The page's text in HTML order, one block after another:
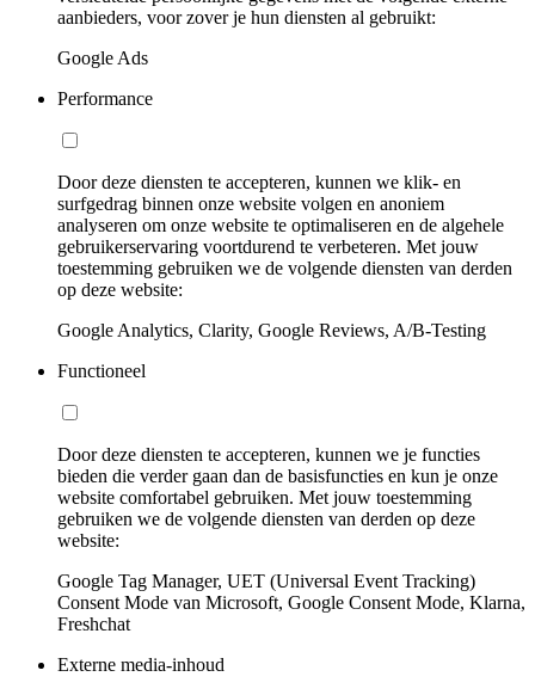
aanbieders, voor zover je hun diensten al gebruikt:
Google Ads
Performance
Door deze diensten te accepteren, kunnen we klik- en
surfgedrag binnen onze website volgen en anoniem
analyseren om onze website te optimaliseren en de algehele
gebruikerservaring voortdurend te verbeteren. Met jouw
toestemming gebruiken we de volgende diensten van derden
op deze website:
Google Analytics, Clarity, Google Reviews, A/B-Testing
Functioneel
Door deze diensten te accepteren, kunnen we je functies
bieden die verder gaan dan de basisfuncties en kun je onze
website comfortabel gebruiken. Met jouw toestemming
gebruiken we de volgende diensten van derden op deze
website:
Google Tag Manager, UET (Universal Event Tracking)
Consent Mode van Microsoft, Google Consent Mode, Klarna,
Freshchat
Externe media-inhoud